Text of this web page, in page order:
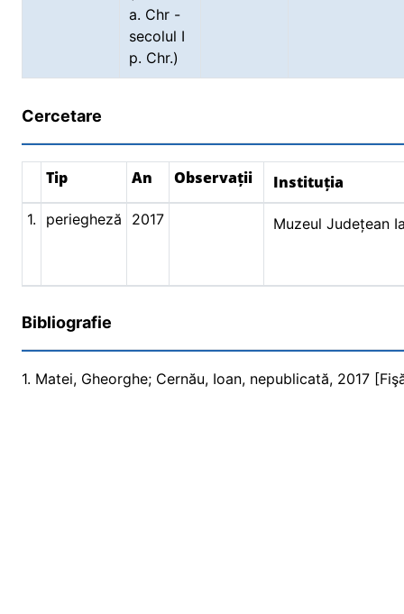
a. Chr -
secolul I
p. Chr.)
Cercetare
Tip An Observații Instituția
1. periegheză 2017 Muzeul Județean
Bibliografie
1. Matei, Gheorghe; Cernău, Ioan, nepublicată, 2017